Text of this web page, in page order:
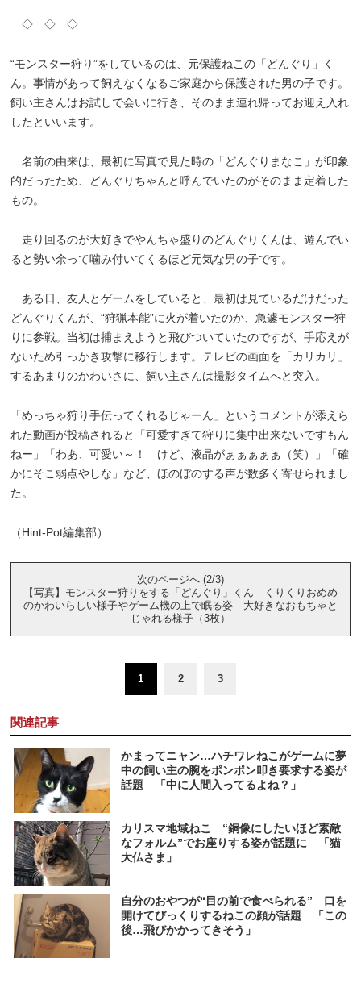
◇ ◇ ◇
“モンスター狩り”をしているのは、元保護ねこの「どんぐり」く
ん。事情があって飼えなくなるご家庭から保護された男の子です。
飼い主さんはお試しで会いに行き、そのまま連れ帰ってお迎え入れ
したといいます。
名前の由来は、最初に写真で見た時の「どんぐりまなこ」が印象
的だったため、どんぐりちゃんと呼んでいたのがそのまま定着した
もの。
走り回るのが大好きでやんちゃ盛りのどんぐりくんは、遊んでい
ると勢い余って噛み付いてくるほど元気な男の子です。
ある日、友人とゲームをしていると、最初は見ているだけだった
どんぐりくんが、“狩猟本能”に火が着いたのか、急遽モンスター狩
りに参戦。当初は捕まえようと飛びついていたのですが、手応えが
ないため引っかき攻撃に移行します。テレビの画面を「カリカリ」
するあまりのかわいさに、飼い主さんは撮影タイムへと突入。
「めっちゃ狩り手伝ってくれるじゃーん」というコメントが添えら
れた動画が投稿されると「可愛すぎて狩りに集中出来ないですもん
ねー」「わあ、可愛い～！ けど、液晶がぁぁぁぁぁ（笑）」「確
かにそこ弱点やしな」など、ほのぼのする声が数多く寄せられまし
た。
（Hint-Pot編集部）
次のページへ (2/3)
【写真】モンスター狩りをする「どんぐり」くん くりくりおめめ
のかわいらしい様子やゲーム機の上で眠る姿 大好きなおもちゃと
じゃれる様子（3枚）
1 2 3
関連記事
かまってニャン…ハチワレねこがゲームに夢
中の飼い主の腕をポンポン叩き要求する姿が
話題 「中に人間入ってるよね？」
カリスマ地域ねこ “銅像にしたいほど素敵
なフォルム”でお座りする姿が話題に 「猫
大仏さま」
自分のおやつが“目の前で食べられる” 口を
開けてびっくりするねこの顔が話題 「この
後…飛びかかってきそう」